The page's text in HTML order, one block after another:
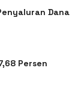
Dana
Persen